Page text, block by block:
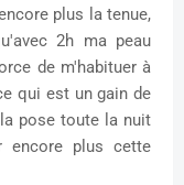
plus la tenue,
2h ma peau
de m'habituer à
qui est un gain de
pose toute la nuit
encore plus cette